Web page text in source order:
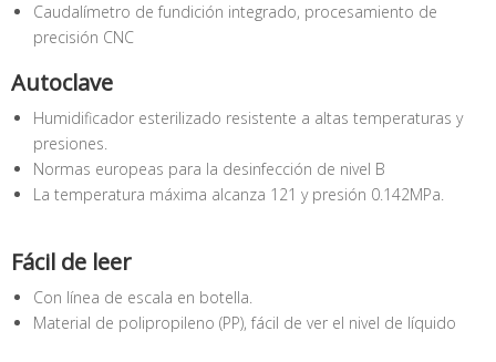
Caudalímetro de fundición integrado, procesamiento de
precisión CNC
Autoclave
Humidificador esterilizado resistente a altas temperaturas y
presiones.
Normas europeas para la desinfección de nivel B
La temperatura máxima alcanza 121 y presión 0.142MPa.
Fácil de leer
Con línea de escala en botella.
Material de polipropileno (PP), fácil de ver el nivel de líquido